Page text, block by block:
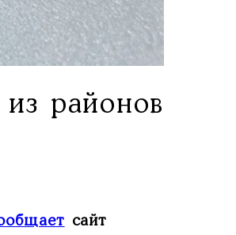
районов
сайт